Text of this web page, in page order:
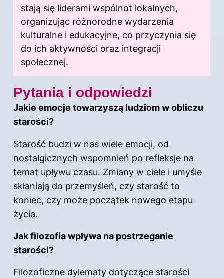
stają się liderami wspólnot lokalnych,
organizując różnorodne wydarzenia
kulturalne i edukacyjne, co przyczynia się
do ich aktywności oraz integracji
społecznej.
Pytania i odpowiedzi
Jakie emocje towarzyszą ludziom w obliczu
starości?
Starość budzi w nas wiele emocji, od
nostalgicznych wspomnień po refleksje na
temat upływu czasu. Zmiany w ciele i umyśle
skłaniają do przemyśleń, czy starość to
koniec, czy może początek nowego etapu
życia.
Jak filozofia wpływa na postrzeganie
starości?
Filozoficzne dylematy dotyczące starości